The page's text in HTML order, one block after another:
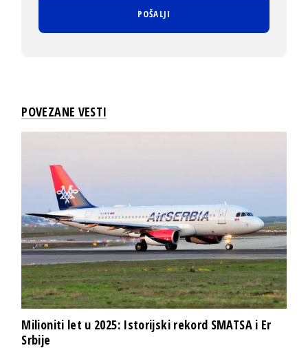
POVEZANE VESTI
Milioniti let u 2025: Istorijski rekord SMATSA i Er
Srbije